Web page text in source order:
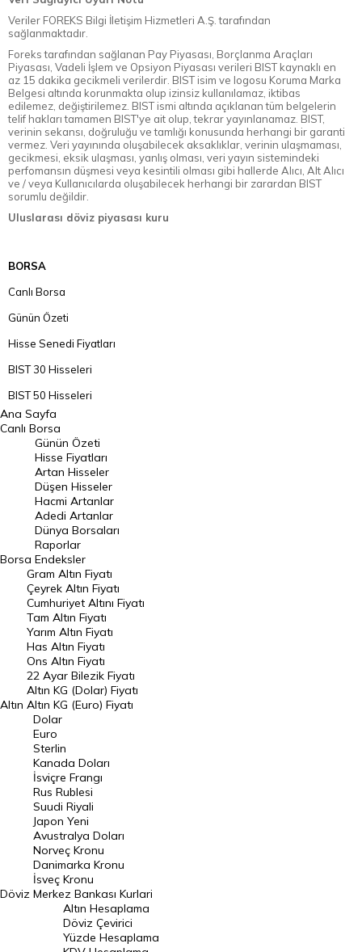
Veriler FOREKS Bilgi İletişim Hizmetleri A.Ş. tarafından
sağlanmaktadır.
Foreks tarafından sağlanan Pay Piyasası, Borçlanma Araçları
Piyasası, Vadeli İşlem ve Opsiyon Piyasası verileri BIST kaynaklı en
az 15 dakika gecikmeli verilerdir. BIST isim ve logosu Koruma Marka
Belgesi altında korunmakta olup izinsiz kullanılamaz, iktibas
edilemez, değiştirilemez. BIST ismi altında açıklanan tüm belgelerin
telif hakları tamamen BIST'ye ait olup, tekrar yayınlanamaz. BIST,
verinin sekansı, doğruluğu ve tamlığı konusunda herhangi bir garanti
vermez. Veri yayınında oluşabilecek aksaklıklar, verinin ulaşmaması,
gecikmesi, eksik ulaşması, yanlış olması, veri yayın sistemindeki
perfomansın düşmesi veya kesintili olması gibi hallerde Alıcı, Alt Alıcı
ve / veya Kullanıcılarda oluşabilecek herhangi bir zarardan BIST
sorumlu değildir.
Uluslarası döviz piyasası kuru
BORSA
Canlı Borsa
Günün Özeti
Hisse Senedi Fiyatları
BIST 30 Hisseleri
BIST 50 Hisseleri
BIST 100 Hisseleri
En Çok Artan Hisseler
En Çok Düşen Hisseler
Hacmi Artanlar
Geçmiş Kapanışlar
Dünya Borsaları
Raporlar
Endeksler
DÖVİZ
Döviz Kuru
Dolar Kuru
Euro Kuru
Pound Kuru
Frank Kuru
Riyal Kuru
Avustralya Doları
Danimarka Kronu Kuru
Kanada Doları Kuru
Norveç Kronu Kuru
İsveç Kronu Kuru
Japon Yeni Kuru
Ana Sayfa
Canlı Borsa
Borsa
Günün Özeti
Hisse Fiyatları
Artan Hisseler
Düşen Hisseler
Hacmi Artanlar
Adedi Artanlar
Dünya Borsaları
Raporlar
Endeksler
Altın
Gram Altın Fiyatı
Çeyrek Altın Fiyatı
Cumhuriyet Altını Fiyatı
Tam Altın Fiyatı
Yarım Altın Fiyatı
Has Altın Fiyatı
Ons Altın Fiyatı
22 Ayar Bilezik Fiyatı
Altın KG (Dolar) Fiyatı
Altın KG (Euro) Fiyatı
Döviz
Dolar
Euro
Sterlin
Kanada Doları
İsviçre Frangı
Rus Rublesi
Suudi Riyali
Japon Yeni
Avustralya Doları
Norveç Kronu
Danimarka Kronu
İsveç Kronu
Merkez Bankası Kurlari
Altın Hesaplama
Döviz Çevirici
Yüzde Hesaplama